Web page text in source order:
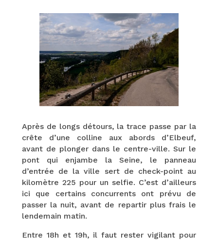
Après de longs détours, la trace passe par la
crête d’une colline aux abords d’Elbeuf,
avant de plonger dans le centre-ville. Sur le
pont qui enjambe la Seine, le panneau
d’entrée de la ville sert de check-point au
kilomètre 225 pour un selfie. C’est d’ailleurs
ici que certains concurrents ont prévu de
passer la nuit, avant de repartir plus frais le
lendemain matin.
Entre 18h et 19h, il faut rester vigilant pour